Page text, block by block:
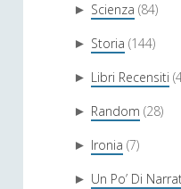
► Scienza (84)
► Storia (144)
► Libri Recensiti
► Random (28)
► Ironia (7)
► Un Po’ Di